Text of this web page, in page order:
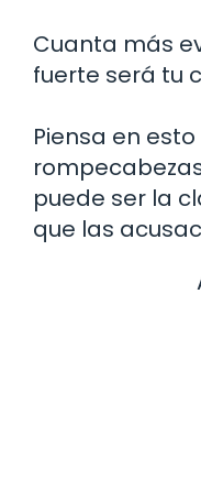
Cuanta más
fuerte será tu
Piensa en
puede ser la
que las